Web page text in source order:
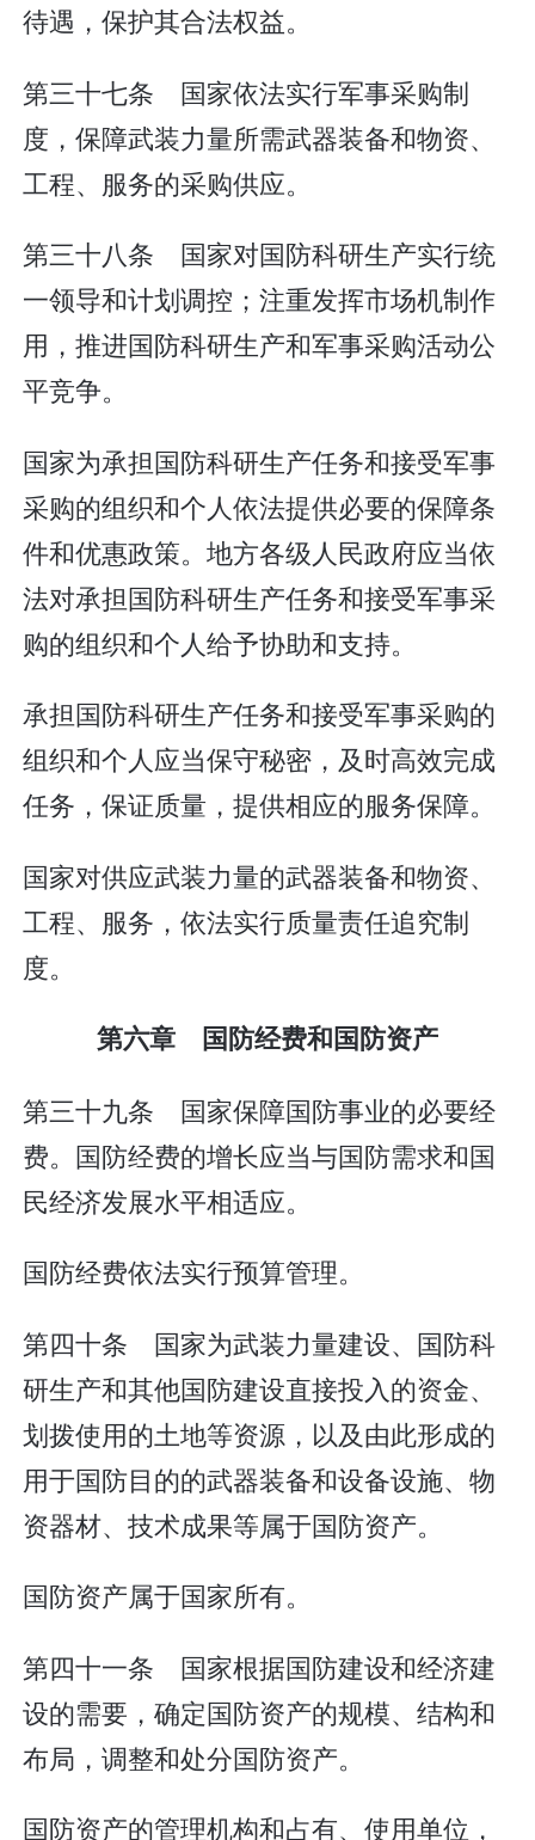
待遇，保护其合法权益。
第三十七条 国家依法实行军事采购制
度，保障武装力量所需武器装备和物资、
工程、服务的采购供应。
第三十八条 国家对国防科研生产实行统
一领导和计划调控；注重发挥市场机制作
用，推进国防科研生产和军事采购活动公
平竞争。
国家为承担国防科研生产任务和接受军事
采购的组织和个人依法提供必要的保障条
件和优惠政策。地方各级人民政府应当依
法对承担国防科研生产任务和接受军事采
购的组织和个人给予协助和支持。
承担国防科研生产任务和接受军事采购的
组织和个人应当保守秘密，及时高效完成
任务，保证质量，提供相应的服务保障。
国家对供应武装力量的武器装备和物资、
工程、服务，依法实行质量责任追究制
度。
第六章 国防经费和国防资产
第三十九条 国家保障国防事业的必要经
费。国防经费的增长应当与国防需求和国
民经济发展水平相适应。
国防经费依法实行预算管理。
第四十条 国家为武装力量建设、国防科
研生产和其他国防建设直接投入的资金、
划拨使用的土地等资源，以及由此形成的
用于国防目的的武器装备和设备设施、物
资器材、技术成果等属于国防资产。
国防资产属于国家所有。
第四十一条 国家根据国防建设和经济建
设的需要，确定国防资产的规模、结构和
布局，调整和处分国防资产。
国防资产的管理机构和占有、使用单位，